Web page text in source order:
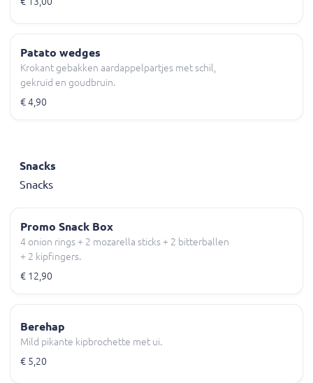
Patato wedges
Krokant gebakken aardappelpartjes met schil,
gekruid en goudbruin.
€ 4,90
Snacks
Snacks
Promo Snack Box
4 onion rings + 2 mozarella sticks + 2 bitterballen
+ 2 kipfingers.
€ 12,90
Berehap
Mild pikante kipbrochette met ui.
€ 5,20